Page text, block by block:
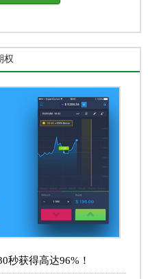
权
秒获得高达96%！